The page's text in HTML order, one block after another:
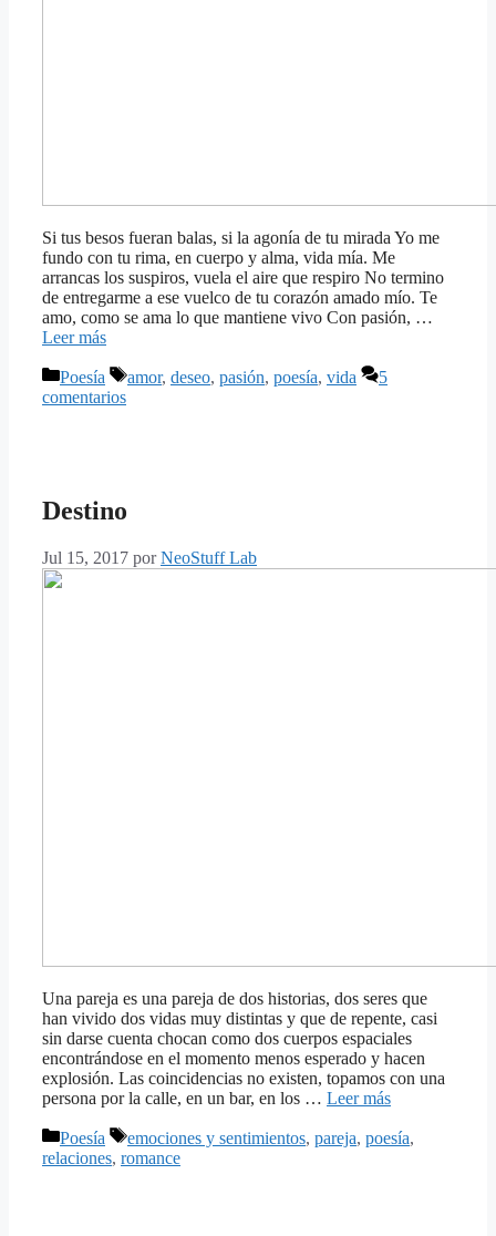
Si tus besos fueran balas, si la agonía de tu mirada Yo me
fundo con tu rima, en cuerpo y alma, vida mía. Me
arrancas los suspiros, vuela el aire que respiro No termino
de entregarme a ese vuelco de tu corazón amado mío. Te
amo, como se ama lo que mantiene vivo Con pasión, …
Leer más
Categorías
Poesía Etiquetas
amor, deseo, pasión, poesía, vida
5
comentarios
Destino
Jul 15, 2017 porNeoStuff Lab
Una pareja es una pareja de dos historias, dos seres que
han vivido dos vidas muy distintas y que de repente, casi
sin darse cuenta chocan como dos cuerpos espaciales
encontrándose en el momento menos esperado y hacen
explosión. Las coincidencias no existen, topamos con una
persona por la calle, en un bar, en los … Leer más
Categorías
Poesía Etiquetas
emociones y sentimientos, pareja, poesía,
relaciones, romance